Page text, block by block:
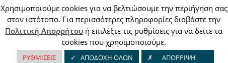
Χρησιμοποιούμε cookies για να βελτιώσουμε την περιήγηση σας
στον ιστότοπο. Για περισσότερες πληροφορίες διαβάστε την
Πολιτική Απορρήτου ή επιλέξτε τις ρυθμίσεις για να δείτε τα
cookies που χρησιμοποιούμε.
ΡΥΘΜΙΣΕΙΣ ✓ ΑΠΟΔΟΧΗ ΟΛΩΝ ✗ ΑΠΟΡΡΙΨΗ